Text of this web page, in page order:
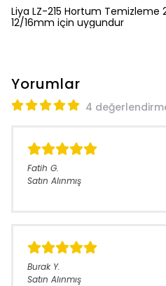
Liya LZ-215 Hortum Temizleme
12/16mm için uygundur
Yorumlar
4
Fatih G.
Satın Alınmış
Burak Y.
Satın Alınmış